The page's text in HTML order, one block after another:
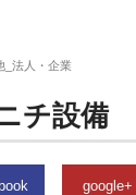
_法人・企業
チ設備
google+